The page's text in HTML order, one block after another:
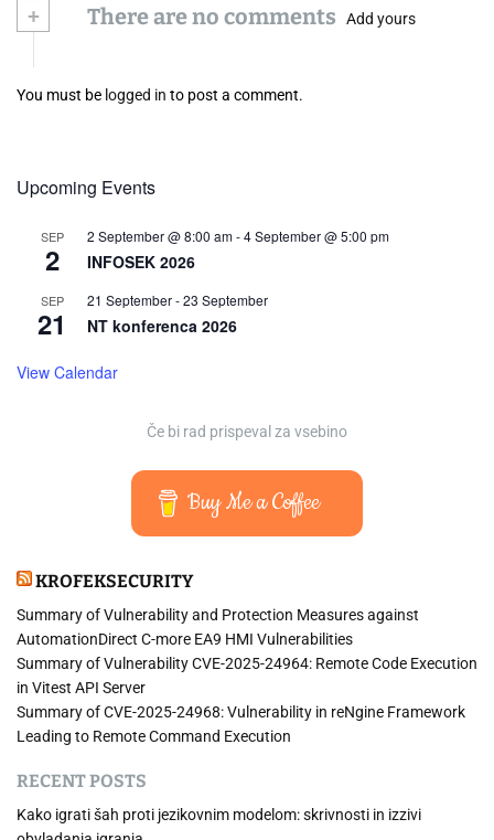
+ There are no comments Add yours
You must be logged in to post a comment.
Upcoming Events
SEP
2
2 September @ 8:00 am-4 September @ 5:00 pm
INFOSEK 2026
SEP
21
21 September-23 September
NT konferenca 2026
View Calendar
Če bi rad prispeval za vsebino
Buy Me a Coffee
KROFEKSECURITY
Summary of Vulnerability and Protection Measures against
AutomationDirect C-more EA9 HMI Vulnerabilities
Summary of Vulnerability CVE-2025-24964: Remote Code Execution
in Vitest API Server
Summary of CVE-2025-24968: Vulnerability in reNgine Framework
Leading to Remote Command Execution
RECENT POSTS
Kako igrati šah proti jezikovnim modelom: skrivnosti in izzivi